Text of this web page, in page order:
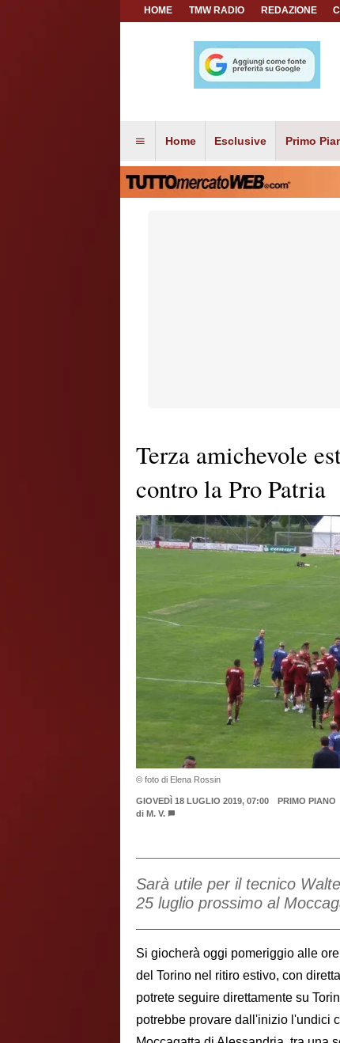
HOME TMW RADIO REDAZIONE
Home Esclusive Primo
Terza amichevole
contro la Pro Patria
© foto di Elena Rossin
GIOVEDÌ 18 LUGLIO 2019, 07:00
PRIMO PIANO
di M. V.
Sarà utile per il tecnico
25 luglio prossimo al
Si giocherà oggi pomeriggio alle
del Torino nel ritiro estivo, con
potrete seguire direttamente su
potrebbe provare dall'inizio l'undici